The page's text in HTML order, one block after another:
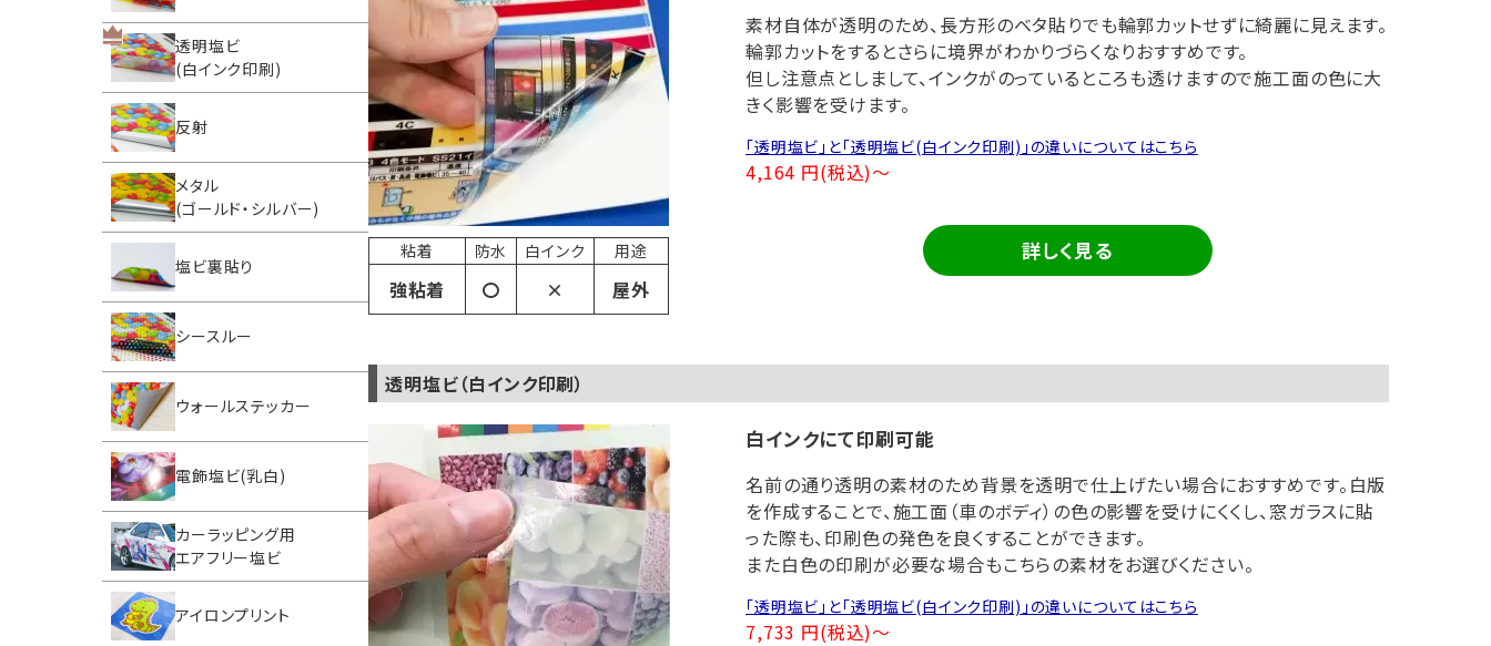
透明塩ビ
(白インク印刷)
反射
メタル
(ゴールド・シルバー)
塩ビ裏貼り
シースルー
ウォールステッカー
電飾塩ビ(乳白)
カーラッピング用
エアフリー塩ビ
アイロンプリント
粘着 防水 白インク 用途
強粘着 〇 × 屋外
素材自体が透明のため、長方形のベタ貼りでも輪郭カットせずに綺麗に見えます。
輪郭カットをするとさらに境界がわかりづらくなりおすすめです。
但し注意点としまして、インクがのっているところも透けますので施工面の色に大
きく影響を受けます。
「透明塩ビ」と「透明塩ビ(白インク印刷)」の違いについてはこちら
4,164 円(税込)～
詳しく見る
透明塩ビ（白インク印刷）
白インクにて印刷可能
名前の通り透明の素材のため背景を透明で仕上げたい場合におすすめです。白版
を作成することで、施工面（車のボディ）の色の影響を受けにくくし、窓ガラスに貼
った際も、印刷色の発色を良くすることができます。
また白色の印刷が必要な場合もこちらの素材をお選びください。
「透明塩ビ」と「透明塩ビ(白インク印刷)」の違いについてはこちら
7,733 円(税込)～